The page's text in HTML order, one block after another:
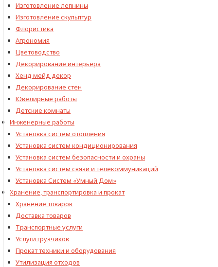
Изготовление лепнины
Изготовление скульптур
Флористика
Агрономия
Цветоводство
Декорирование интерьера
Хенд мейд декор
Декорирование стен
Ювелирные работы
Детские комнаты
Инженерные работы
Установка систем отопления
Установка систем кондиционирования
Установка систем безопасности и охраны
Установка систем связи и телекоммуникаций
Установка Систем «Умный Дом»
Хранение, транспортировка и прокат
Хранение товаров
Доставка товаров
Транспортные услуги
Услуги грузчиков
Прокат техники и оборудования
Утилизация отходов